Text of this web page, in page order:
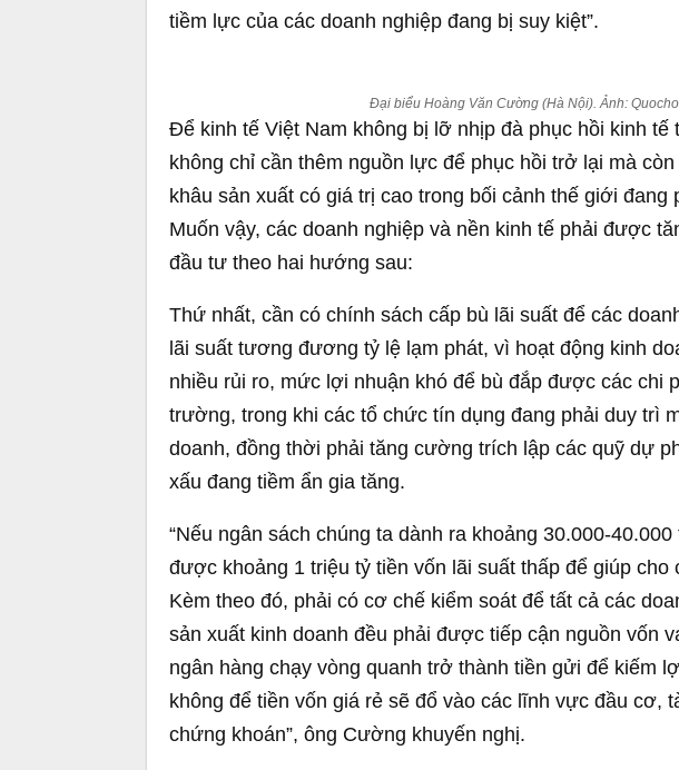
tiềm lực của các doanh nghiệp đang bị suy kiệt”.
Đại biểu Hoàng Văn Cường (Hà Nội). Ảnh:
Để kinh tế Việt Nam không bị lỡ nhịp đà phục hồi kinh tế
không chỉ cần thêm nguồn lực để phục hồi trở lại mà
khâu sản xuất có giá trị cao trong bối cảnh thế giới đang
Muốn vậy, các doanh nghiệp và nền kinh tế phải được
đầu tư theo hai hướng sau:
Thứ nhất, cần có chính sách cấp bù lãi suất để các
lãi suất tương đương tỷ lệ lạm phát, vì hoạt động kinh
nhiều rủi ro, mức lợi nhuận khó để bù đắp được các chi
trường, trong khi các tổ chức tín dụng đang phải duy trì
doanh, đồng thời phải tăng cường trích lập các quỹ dự
xấu đang tiềm ẩn gia tăng.
“Nếu ngân sách chúng ta dành ra khoảng 30.000-
được khoảng 1 triệu tỷ tiền vốn lãi suất thấp để giúp cho
Kèm theo đó, phải có cơ chế kiểm soát để tất cả các
sản xuất kinh doanh đều phải được tiếp cận nguồn vốn
ngân hàng chạy vòng quanh trở thành tiền gửi để kiếm
không để tiền vốn giá rẻ sẽ đổ vào các lĩnh vực đầu cơ,
chứng khoán”, ông Cường khuyến nghị.